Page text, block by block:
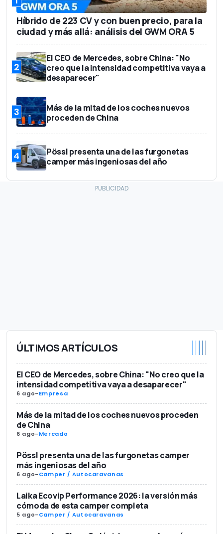
Híbrido de 223 CV y con buen precio, para la
ciudad y más allá: análisis del GWM ORA 5
2
El CEO de Mercedes, sobre China: "No
creo que la intensidad competitiva vaya a
desaparecer"
3
Más de la mitad de los coches nuevos
proceden de China
4
Pössl presenta una de las furgonetas
camper más ingeniosas del año
ÚLTIMOS ARTÍCULOS
El CEO de Mercedes, sobre China: "No creo que la
intensidad competitiva vaya a desaparecer"
6 ago-Empresa
Más de la mitad de los coches nuevos proceden
de China
6 ago-Mercado
Pössl presenta una de las furgonetas camper
más ingeniosas del año
6 ago-Camper / Autocaravanas
Laika Ecovip Performance 2026: la versión más
cómoda de esta camper completa
5 ago-Camper / Autocaravanas